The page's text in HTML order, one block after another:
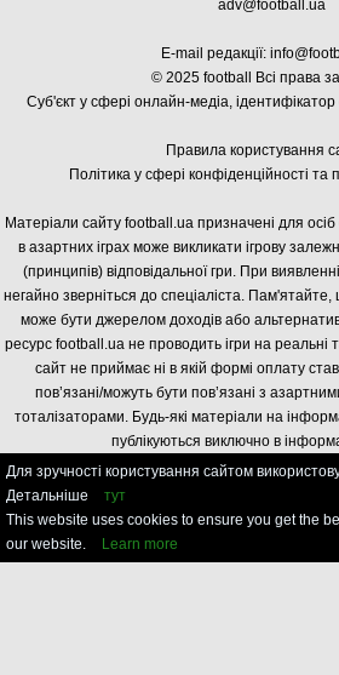
adv@football.ua
E-mail редакції:
© 2025 football Всі права
Суб'єкт у сфері онлайн-медіа, і
Правила користування
Політика у сфері конфіденційності
Матеріали сайту football.ua призначені для
в азартних іграх може викликати ігрову
(принципів) відповідальної гри. При
негайно зверніться до спеціаліста. Пам'ятайте,
може бути джерелом доходів або
ресурс football.ua не проводить ігри на реальні
сайт не приймає ні в якій формі оплату
пов’язані/можуть бути пов’язані з
тоталізаторами. Будь-які матеріали на
публікуються виключно в
Для зручності користування сайтом
Детальніше
тут
This website uses cookies to ensure you get the
our website.
Learn more